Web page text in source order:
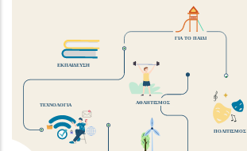
ΤΕΧΝΟΛΟΓΙΑ
ΕΚΠΑΙΔΕΥΣΗ
ΑΘΛΗΤΙΣΜΟΣ
ΓΙΑ ΤΟ ΠΑΙΔΙ
ΠΟΛΙΤΙΣΜΟΣ